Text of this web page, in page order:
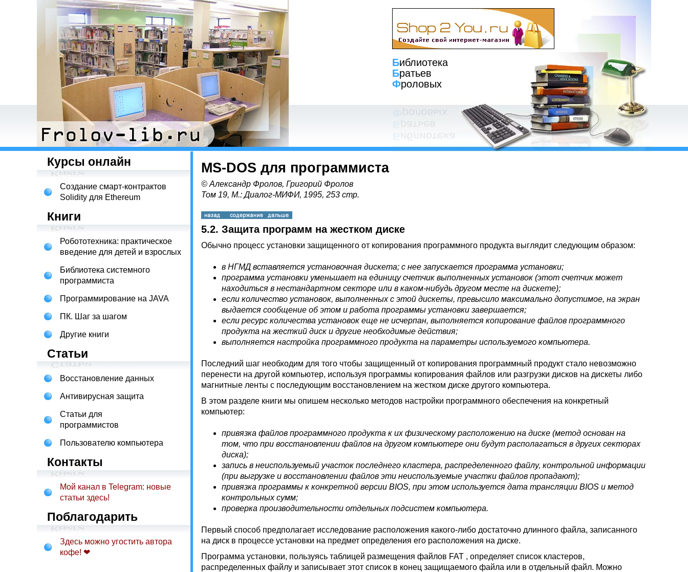
Библиотека
Братьев
Фроловых
Курсы онлайн
Создание смарт-контрактов
Solidity для Ethereum
Книги
Робототехника: практическое
введение для детей и взрослых
Библиотека системного
программиста
Программирование на JAVA
ПК. Шаг за шагом
Другие книги
Статьи
Восстановление данных
Антивирусная защита
Статьи для
программистов
Пользователю компьютера
Контакты
Мой канал в Telegram: новые
статьи здесь!
Поблагодарить
Здесь можно угостить автора
кофе! ❤
MS-DOS для программиста
© Александр Фролов, Григорий Фролов
Том 19, М.: Диалог-МИФИ, 1995, 253 стр.
5.2. Защита программ на жестком диске
Обычно процесс установки защищенного от копирования программного продукта выглядит следующим образом:
в НГМД вставляется установочная дискета; с нее запускается программа установки;
программа установки уменьшает на единицу счетчик выполненных установок (этот счетчик может
находиться в нестандартном секторе или в каком-нибудь другом месте на дискете);
если количество установок, выполненных с этой дискеты, превысило максимально допустимое, на экран
выдается сообщение об этом и работа программы установки завершается;
если ресурс количества установок еще не исчерпан, выполняется копирование файлов программного
продукта на жесткий диск и другие необходимые действия;
выполняется настройка программного продукта на параметры используемого компьютера.
Последний шаг необходим для того чтобы защищенный от копирования программный продукт стало невозможно
перенести на другой компьютер, используя программы копирования файлов или разгрузки дисков на дискеты либо
магнитные ленты с последующим восстановлением на жестком диске другого компьютера.
В этом разделе книги мы опишем несколько методов настройки программного обеспечения на конкретный
компьютер:
привязка файлов программного продукта к их физическому расположению на диске (метод основан на
том, что при восстановлении файлов на другом компьютере они будут располагаться в других секторах
диска);
запись в неиспользуемый участок последнего кластера, распределенного файлу, контрольной информации
(при выгрузке и восстановлении файлов эти неиспользуемые участки файлов пропадают);
привязка программы к конкретной версии BIOS, при этом используется дата трансляции BIOS и метод
контрольных сумм;
проверка производительности отдельных подсистем компьютера.
Первый способ предполагает исследование расположения какого-либо достаточно длинного файла, записанного
на диск в процессе установки на предмет определения его расположения на диске.
Программа установки, пользуясь таблицей размещения файлов FAT , определяет список кластеров,
распределенных файлу и записывает этот список в конец защищаемого файла или в отдельный файл. Можно